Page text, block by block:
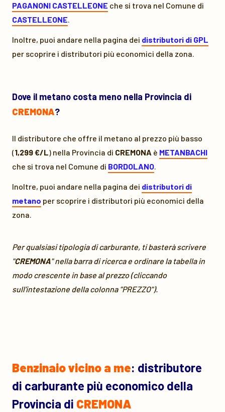
PAGANONI CASTELLEONE che si trova nel Comune di
CASTELLEONE.
Inoltre, puoi andare nella pagina dei distributori di GPL
per scoprire i distributori più economici della zona.
Dove il metano costa meno nella Provincia di
CREMONA?
Il distributore che offre il metano al prezzo più basso
(1,299 €/L) nella Provincia di CREMONA è METANBACHI
che si trova nel Comune di BORDOLANO.
Inoltre, puoi andare nella pagina dei distributori di
metano per scoprire i distributori più economici della
zona.
Per qualsiasi tipologia di carburante, ti basterà scrivere
"CREMONA" nella barra di ricerca e ordinare la tabella in
modo crescente in base al prezzo (cliccando
sull'intestazione della colonna "PREZZO").
Benzinaio vicino a me: distributore
di carburante più economico della
Provincia di CREMONA